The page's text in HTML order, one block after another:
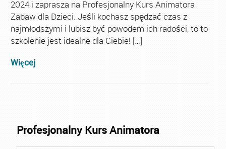
2024 i zaprasza na Profesjonalny Kurs Animatora
Zabaw dla Dzieci. Jeśli kochasz spędzać czas z
najmłodszymi i lubisz być powodem ich radości, to to
szkolenie jest idealne dla Ciebie! […]
Więcej
Profesjonalny Kurs Animatora